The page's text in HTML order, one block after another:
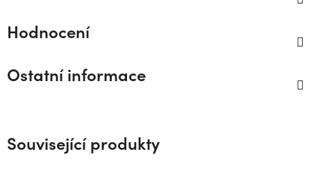
Hodnocení
Ostatní informace
Související produkty